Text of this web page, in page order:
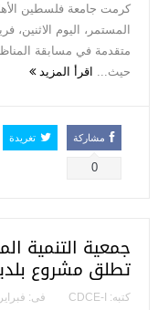
كرمت جامعة فلسطين
المستمر، اليوم
متقدمة في مسابقة
حيث... اقرأ المزيد
مشاركة
0
تغريدة
جمعية التنمية
تطلق مشروع
كتبه: CDCE-I فى: فبراير 13, 2018